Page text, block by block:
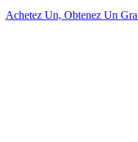
Achetez Un, Obtenez Un